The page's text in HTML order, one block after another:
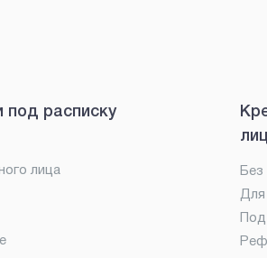
под расписку
лица
лиц
Без
Для